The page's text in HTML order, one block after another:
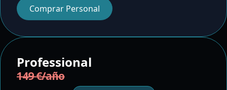
Comprar Personal
Professional
149 €/año